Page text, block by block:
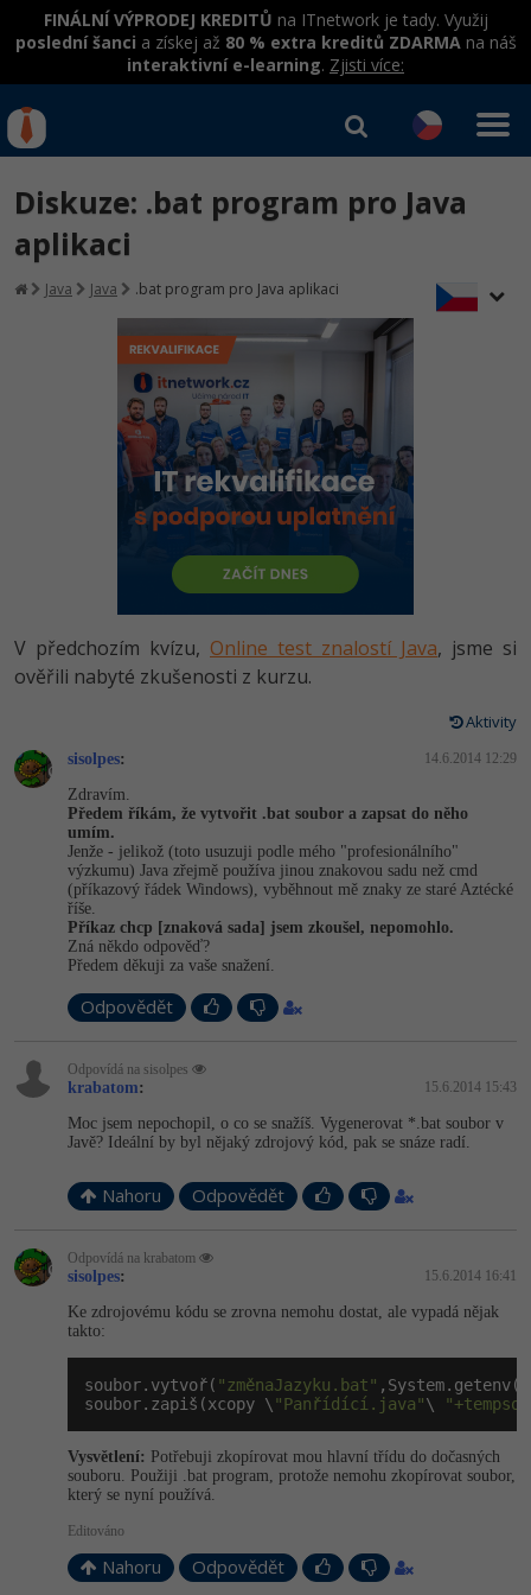
FINÁLNÍ VÝPRODEJ KREDITŮ na ITnetwork je tady. Využij
poslední šanci a získej až 80 % extra kreditů ZDARMAna náš
interaktivní e-learning. Zjisti více:
Rekvalifikace a kurzy
hrazené úřadem práce
Workshopy zdarma
Umělá inteligence v praxi
Datová analýza v praxi
Školení
Základy programování
Objektové programování - OOP
Umělá inteligence
HTML5, CSS3, Bootstrap, SEO
Testování a verzování
React
Spring
Django
Best practices
Školení dle technologií
C# .NET
Java
JavaScript
Python
UML a návrhové vzory
MySQL/MariaDB
SQLite
Kurzy IT profesí
Junior programátor
Programátor WWW aplikací
Senior programátor
Front-end developer
C# Game developer
Tester
Systémový administrátor
Grafik / UX/UI návrhář
3D grafik
Projektový manažer
SEO specialista
Kurzy programování
Jak začít?
Java -80%
C#.NET -80%
-80%
PHP -80%
-80%
C -80%
VB.NET
SQL
-10%
Více
Kurzy e-commerce
Testování softwaru
Datová analýza
Digitální gramotnost
Kurzy designu
HTML/CSS -80%
Photoshop -80%
Přihlásit se|Registrovat
Diskuze: .bat program pro Java
aplikaci
Java Java .bat program pro Java aplikaci
V předchozím kvízu, Online test znalostí Java, jsme si
ověřili nabyté zkušenosti z kurzu.
Aktivity
sisolpes: 14.6.2014 12:29
Zdravím.
Předem říkám, že vytvořit .bat soubor a zapsat do něho
umím.
Jenže - jelikož (toto usuzuji podle mého "profesionálního"
výzkumu) Java zřejmě používa jinou znakovou sadu než cmd
(příkazový řádek Windows), vyběhnout mě znaky ze staré Aztécké
říše.
Příkaz chcp [znaková sada] jsem zkoušel, nepomohlo.
Zná někdo odpověď?
Předem děkuji za vaše snažení.
Odpovědět
Odpovídá na sisolpes
krabatom: 15.6.2014 15:43
Moc jsem nepochopil, o co se snažíš. Vygenerovat *.bat soubor v
Javě? Ideální by byl nějaký zdrojový kód, pak se snáze radí.
Nahoru Odpovědět
Odpovídá na krabatom
sisolpes: 15.6.2014 16:41
Ke zdrojovému kódu se zrovna nemohu dostat, ale vypadá nějak
takto:
soubor.vytvoř( "změnaJazyku.bat" ,System.getenv(
soubor.zapiš(xcopy \ "Panřídící.java"\
Vysvětlení: Potřebuji zkopírovat mou hlavní třídu do dočasných
souboru. Použiji .bat program, protože nemohu zkopírovat soubor,
který se nyní používá.
Editováno
Nahoru Odpovědět